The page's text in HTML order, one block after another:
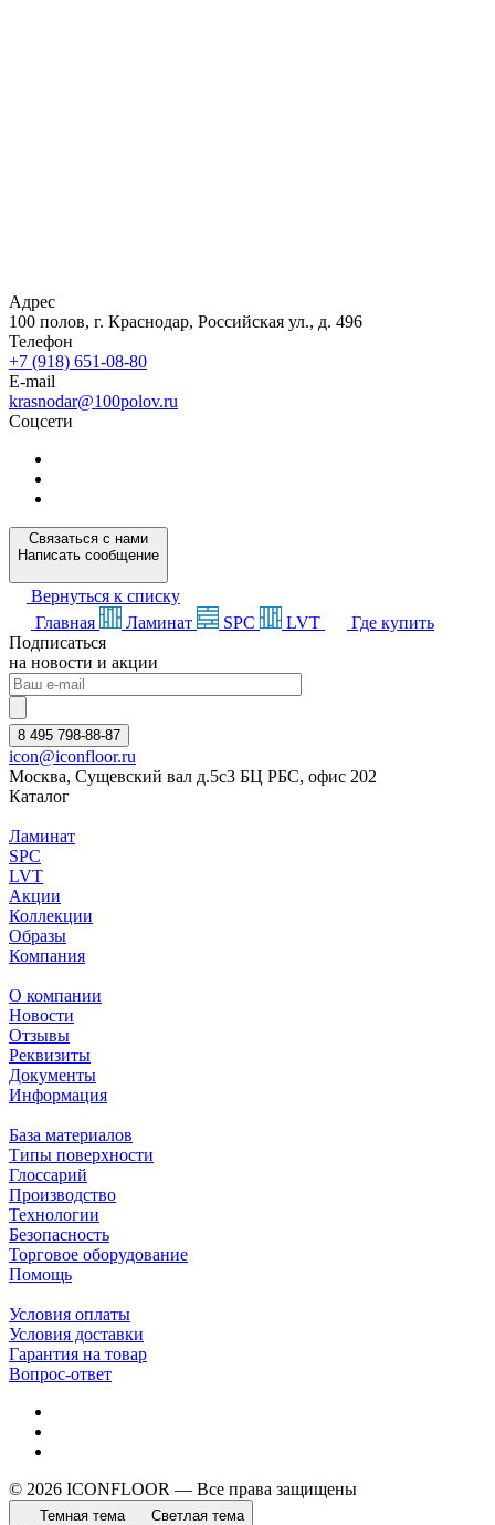
Адрес
100 полов, г. Краснодар, Российская ул., д. 496
Телефон
+7 (918) 651-08-80
E-mail
krasnodar@100polov.ru
Соцсети
Связаться с нами
Написать сообщение
Вернуться к списку
Главная
Ламинат SPC LVT
Где купить
Подписаться
на новости и акции
8 495 798-88-87
icon@iconfloor.ru
Москва, Сущевский вал д.5с3 БЦ РБС, офис 202
Каталог
Ламинат
SPC
LVT
Акции
Коллекции
Образы
Компания
О компании
Новости
Отзывы
Реквизиты
Документы
Информация
База материалов
Типы поверхности
Глоссарий
Производство
Технологии
Безопасность
Торговое оборудование
Помощь
Условия оплаты
Условия доставки
Гарантия на товар
Вопрос-ответ
© 2026 ICONFLOOR — Все права защищены
Темная тема Светлая тема